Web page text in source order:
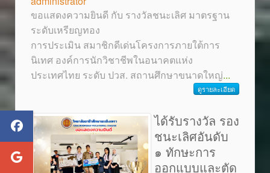
ขอแสดงความยินดี กับ รางวัลชนะเลิศ มาตรฐาน
ระดับเหรียญทอง
การประเมิน สมาชิกดีเด่นโครงการภายใต้การ
นิเทศ องค์การนักวิชาชีพในอนาคตแห่ง
ประเทศไทย ระดับ ปวส. สถานศึกษาขนาดใหญ่...
ดูรายละเอียด
ได้รับรางวัล รอง
ชนะเลิศอันดับ
๑ ทักษะการ
ออกแบบและตัด